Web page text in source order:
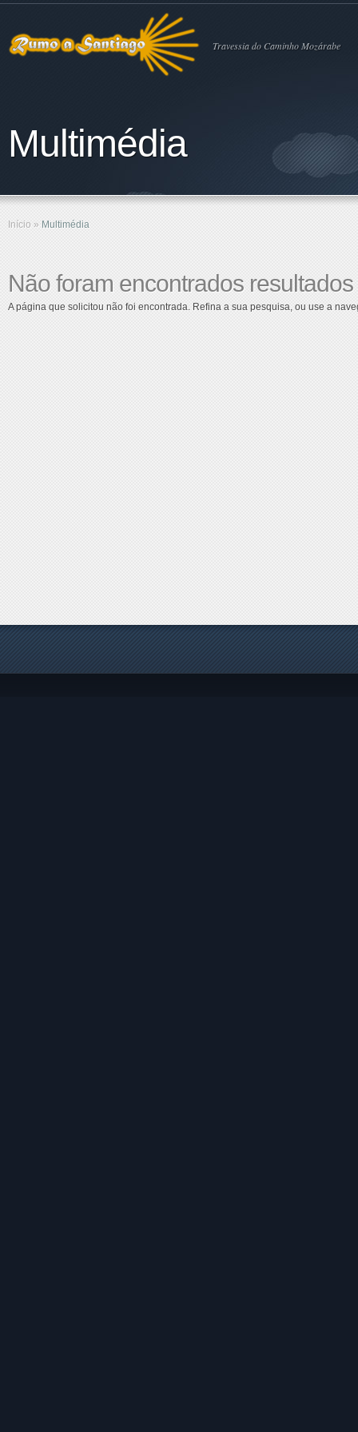
Travessia do Caminho Mozárabe
Multimédia
Início » Multimédia
Não foram encontrados resultados
A página que solicitou não foi encontrada. Refina a sua pesquisa, ou use a